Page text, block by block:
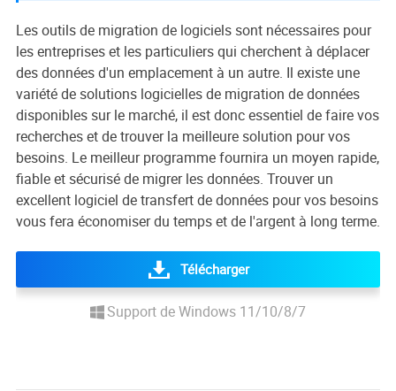
Les outils de migration de logiciels sont nécessaires pour
les entreprises et les particuliers qui cherchent à déplacer
des données d'un emplacement à un autre. Il existe une
variété de solutions logicielles de migration de données
disponibles sur le marché, il est donc essentiel de faire vos
recherches et de trouver la meilleure solution pour vos
besoins. Le meilleur programme fournira un moyen rapide,
fiable et sécurisé de migrer les données. Trouver un
excellent logiciel de transfert de données pour vos besoins
vous fera économiser du temps et de l'argent à long terme.
Télécharger
Support de Windows 11/10/8/7